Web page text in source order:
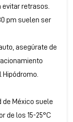
evitar retrasos.
pm suelen ser
asegúrate de
de México suele
de los 15-25°C